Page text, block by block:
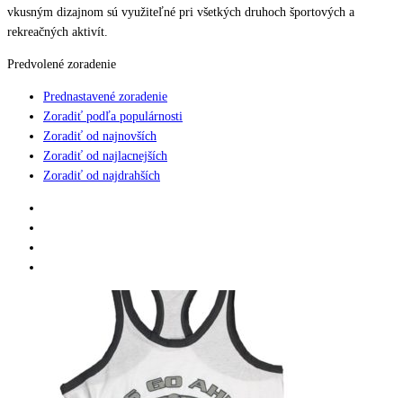
vkusným dizajnom sú využiteľné pri všetkých druhoch športových a
rekreačných aktivít.
Predvolené zoradenie
Prednastavené zoradenie
Zoradiť podľa populárnosti
Zoradiť od najnovších
Zoradiť od najlacnejších
Zoradiť od najdrahších